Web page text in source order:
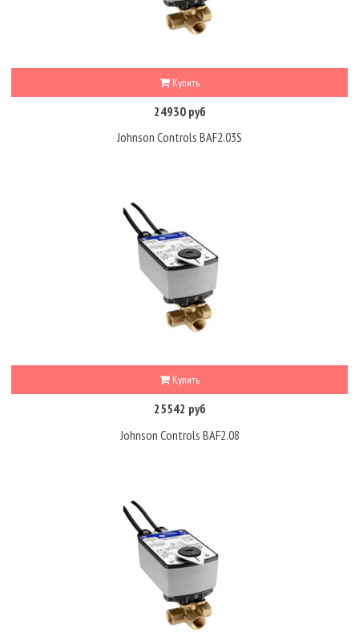
Купить
24930 руб
Johnson Controls BAF2.03S
Купить
25542 руб
Johnson Controls BAF2.08